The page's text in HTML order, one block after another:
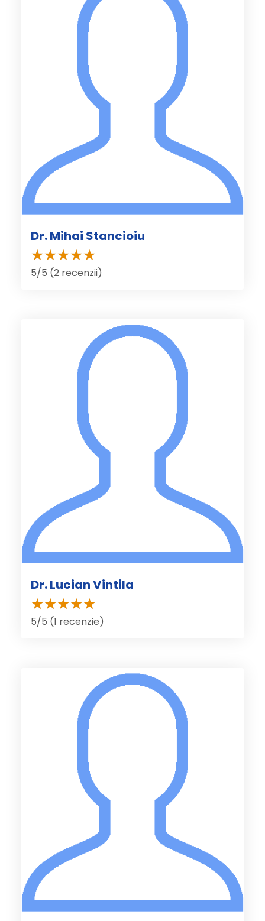
Dr. Mihai Stancioiu
5/5 (2 recenzii)
Dr. Lucian Vintila
5/5 (1 recenzie)